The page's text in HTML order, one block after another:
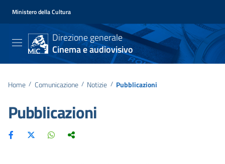
Ministero della Cultura
Direzione generale
Cinema e audiovisivo
Home / Comunicazione / Notizie / Pubblicazioni
Pubblicazioni